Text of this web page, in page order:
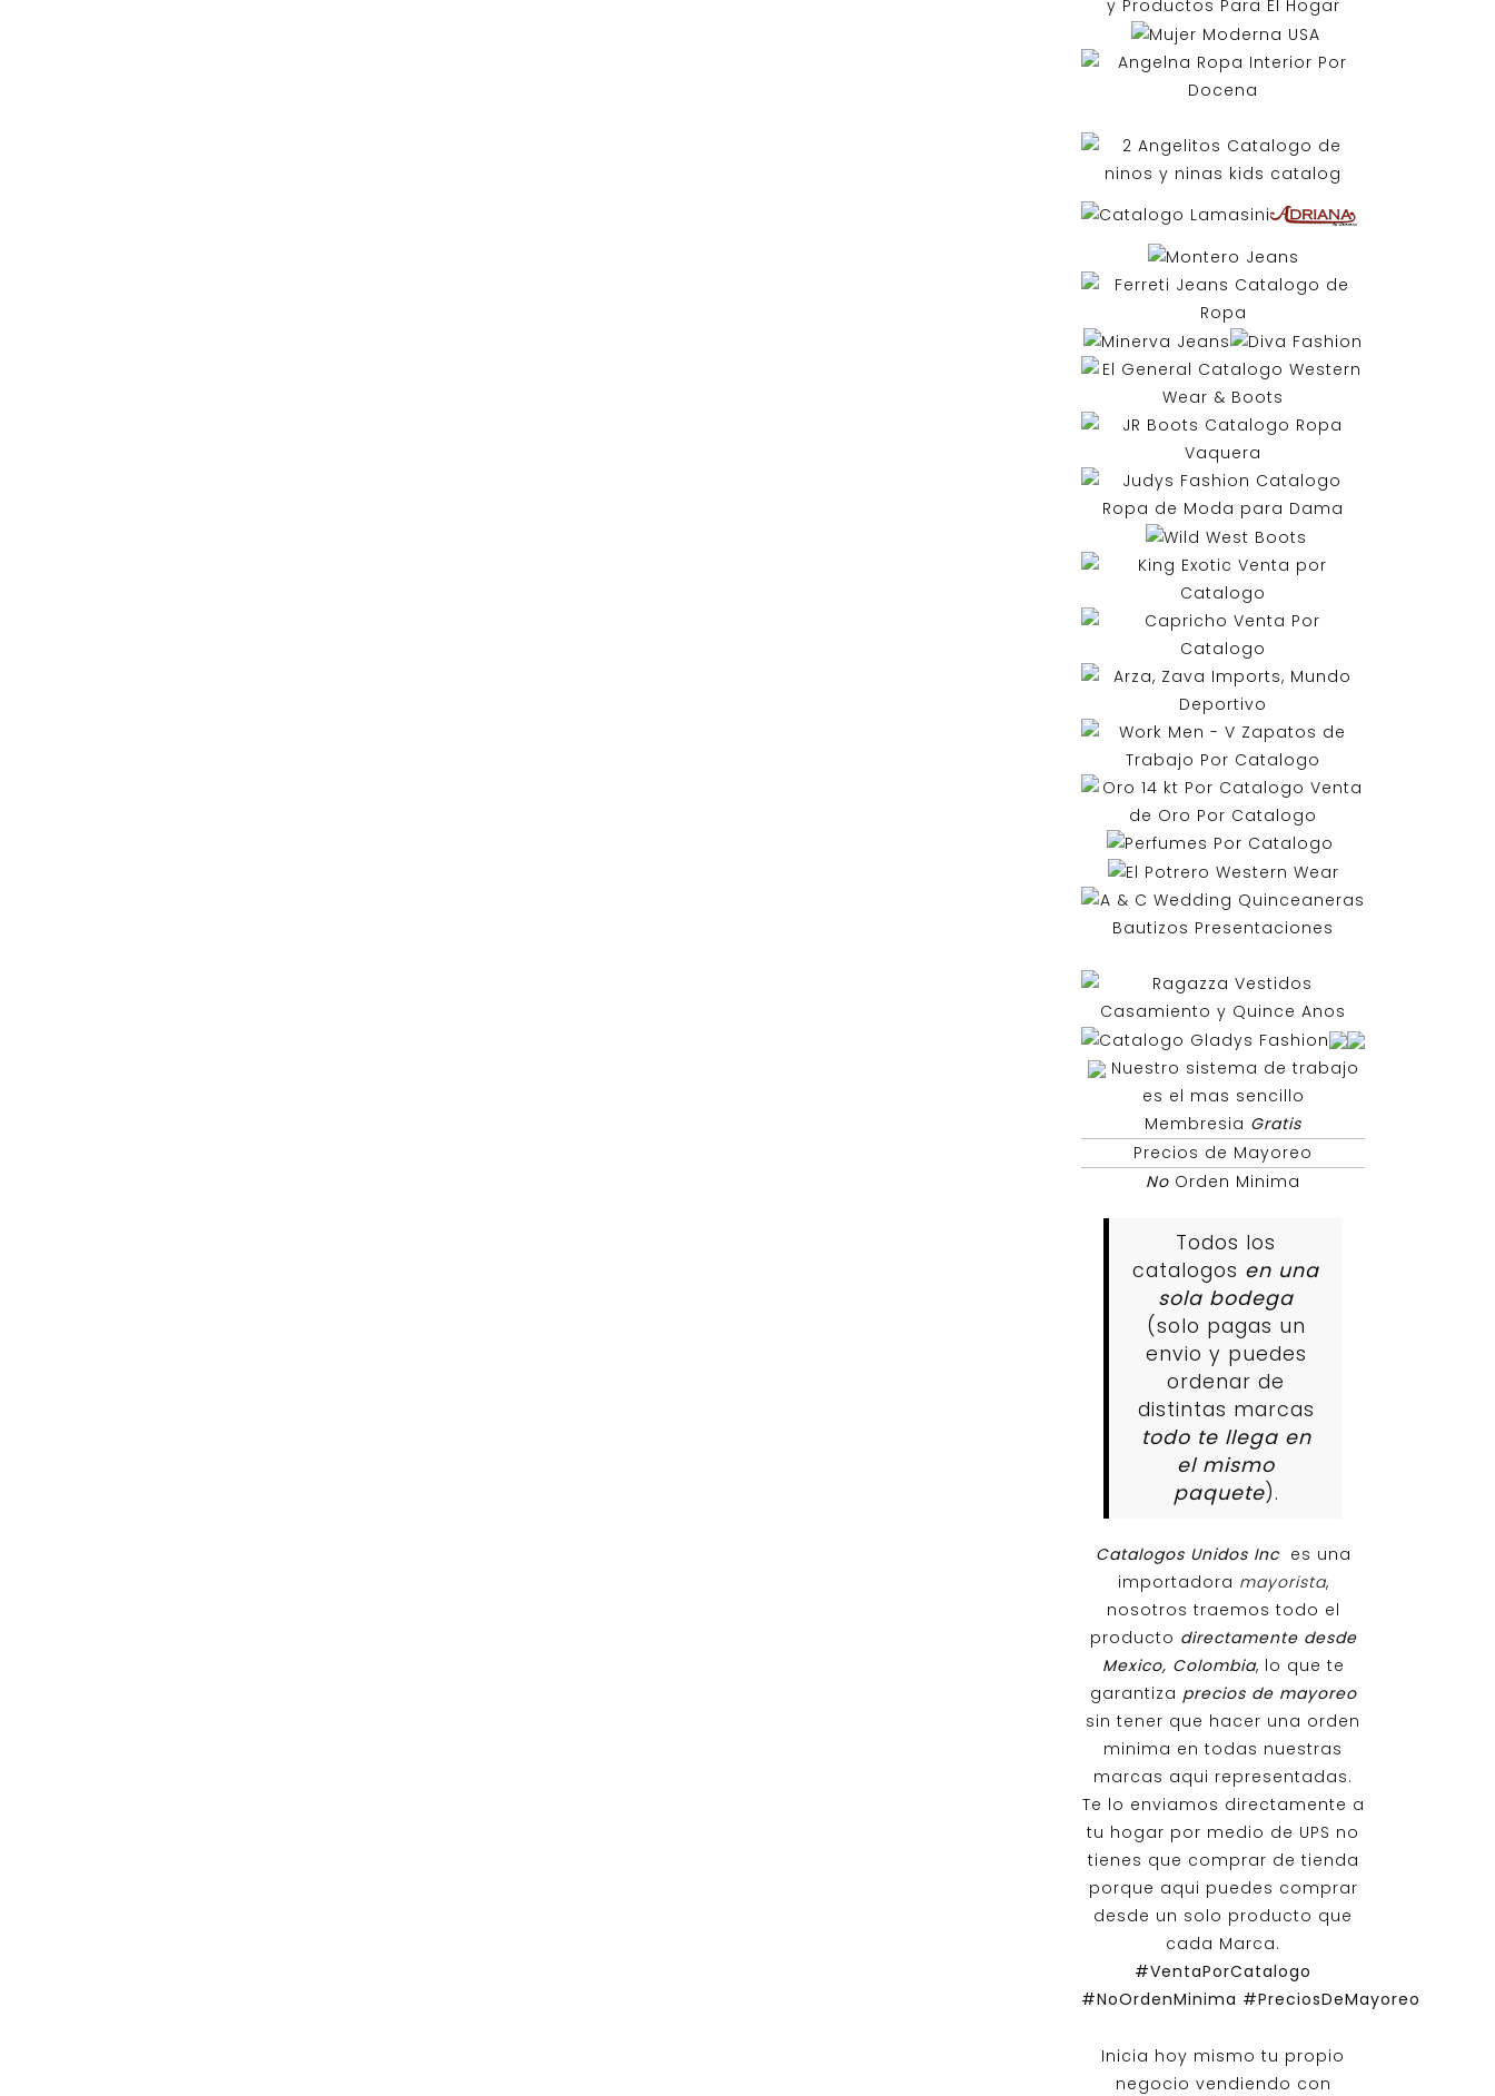
Nuestro sistema de trabajo
es el mas sencillo
Membresia Gratis
Precios de Mayoreo
No Orden Minima
Todos los
catalogos en una
sola bodega
(solo pagas un
envio y puedes
ordenar de
distintas marcas
todo te llega en
el mismo
paquete).
Catalogos Unidos Inc es una
importadora mayorista,
nosotros traemos todo el
producto directamente desde
Mexico, Colombia, lo que te
garantiza precios de mayoreo
sin tener que hacer una orden
minima en todas nuestras
marcas aqui representadas.
Te lo enviamos directamente a
tu hogar por medio de UPS no
tienes que comprar de tienda
porque aqui puedes comprar
desde un solo producto que
cada Marca.
#VentaPorCatalogo
#NoOrdenMinima #PreciosDeMayoreo
Inicia hoy mismo tu propio
negocio vendiendo con